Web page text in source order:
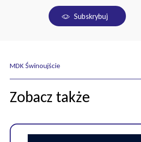
Subskrybuj
MDK Świnoujście
Zobacz także